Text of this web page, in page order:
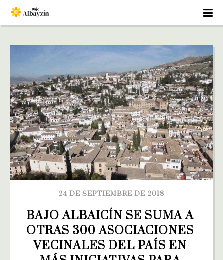
24 DE SEPTIEMBRE DE 2018
BAJO ALBAICÍN SE SUMA A
OTRAS 300 ASOCIACIONES
VECINALES DEL PAÍS EN